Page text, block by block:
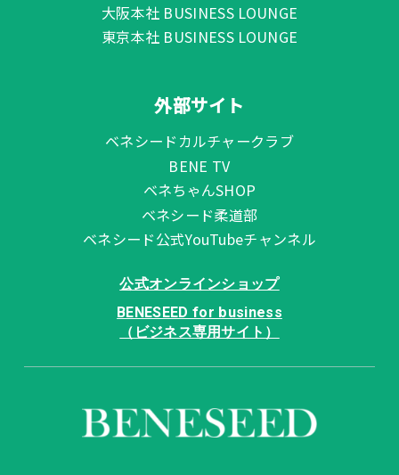
大阪本社 BUSINESS LOUNGE
東京本社 BUSINESS LOUNGE
外部サイト
ベネシードカルチャークラブ
BENE TV
ベネちゃんSHOP
ベネシード柔道部
ベネシード公式YouTubeチャンネル
公式オンラインショップ
BENESEED for business
（ビジネス専用サイト）